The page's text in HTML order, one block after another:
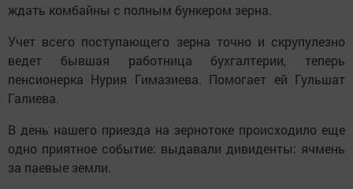
ждать комбайны с полным бункером зерна.
Учет всего поступающего зерна точно и скрупулезно
ведет бывшая работница бухгалтерии, теперь
пенсионерка Нурия Гимазиева. Помогает ей Гульшат
Галиева.
В день нашего приезда на зернотоке происходило еще
одно приятное событие: выдавали дивиденты: ячмень
за паевые земли.